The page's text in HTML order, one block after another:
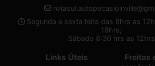
Segunda a sexta feira das 8hrs as
18hrs;
Sábado 8:30 hrs as 12hrs
Links Úteis
Freitas